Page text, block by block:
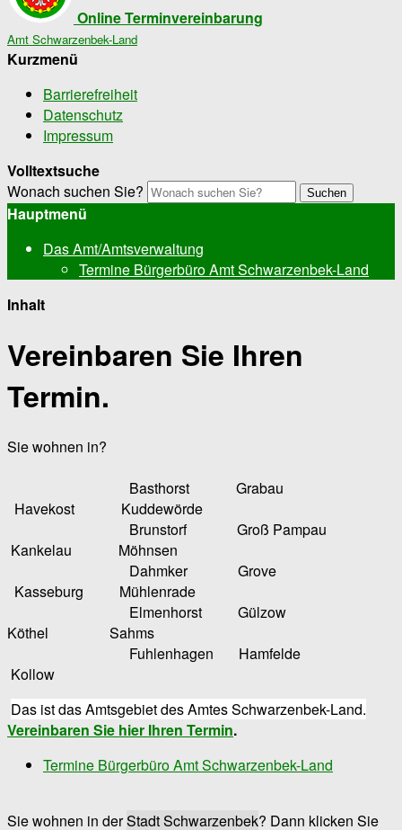
Online Terminvereinbarung
Amt Schwarzenbek-Land
Kurzmenü
Barrierefreiheit
Datenschutz
Impressum
Volltextsuche
Wonach suchen Sie?
Suchen
Hauptmenü
Das Amt/Amtsverwaltung
Termine Bürgerbüro Amt Schwarzenbek-Land
Inhalt
Vereinbaren Sie Ihren
Termin.
Sie wohnen in?
Basthorst Grabau
Havekost Kuddewörde
Brunstorf Groß Pampau
Kankelau Möhnsen
Dahmker Grove
Kasseburg Mühlenrade
Elmenhorst Gülzow
Köthel Sahms
Fuhlenhagen Hamfelde
Kollow
Das ist das Amtsgebiet des Amtes Schwarzenbek-Land.
Vereinbaren Sie hier Ihren Termin.
Termine Bürgerbüro Amt Schwarzenbek-Land
Sie wohnen in derStadt Schwarzenbek? Dann klicken Sie